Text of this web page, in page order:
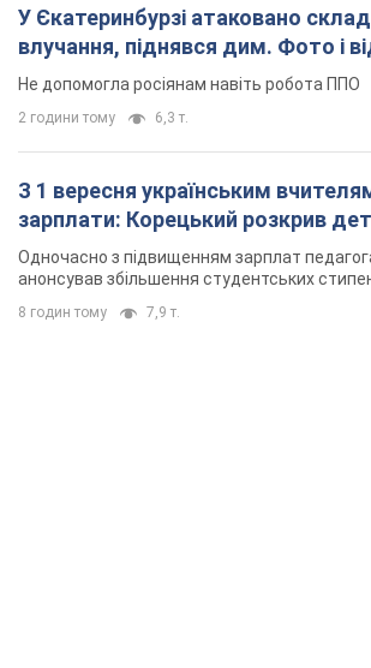
У Єкатеринбурзі атаковано
влучання, піднявся дим. Фото і
Не допомогла росіянам навіть робота ППО
2 години тому 6,3 т.
З 1 вересня українським
зарплати: Корецький розкрив
Одночасно з підвищенням зарплат
анонсував збільшення студентських
8 годин тому 7,9 т.